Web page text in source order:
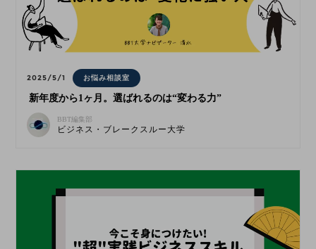
2025/5/1 お悩み相談室
新年度から1ヶ月。選ばれるのは“変わる力”
BBT編集部
ビジネス・ブレークスルー大学